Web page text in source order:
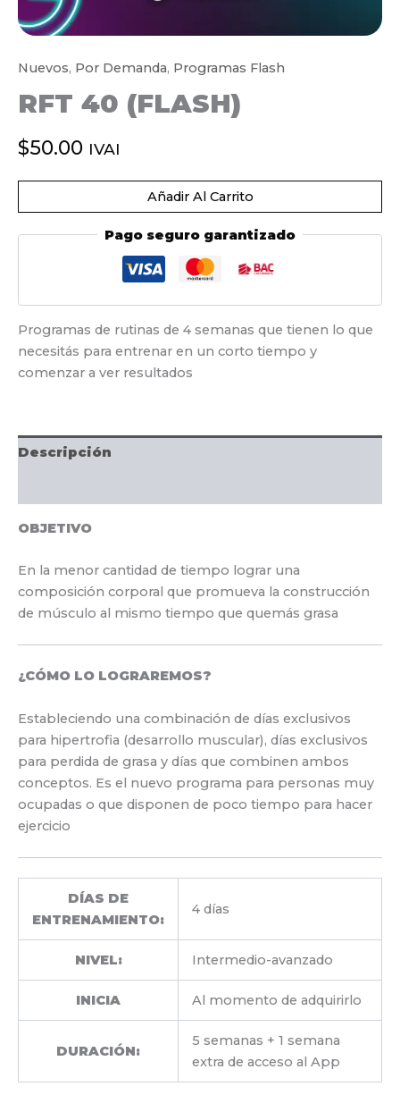
Nuevos, Por Demanda, Programas Flash
RFT 40 (FLASH)
$50.00 IVAI
(Flash)
Añadir Al Carrito
Pago seguro garantizado
Programas de rutinas de 4 semanas que tienen lo que
necesitás para entrenar en un corto tiempo y
comenzar a ver resultados
Descripción
OBJETIVO
En la menor cantidad de tiempo lograr una
composición corporal que promueva la construcción
de músculo al mismo tiempo que quemás grasa
¿CÓMO LO LOGRAREMOS?
Estableciendo una combinación de días exclusivos
para hipertrofia (desarrollo muscular), días exclusivos
para perdida de grasa y días que combinen ambos
conceptos. Es el nuevo programa para personas muy
ocupadas o que disponen de poco tiempo para hacer
ejercicio
DÍAS DE
ENTRENAMIENTO:
4 días
NIVEL: Intermedio-avanzado
INICIA Al momento de adquirirlo
DURACIÓN:
5 semanas + 1 semana
extra de acceso al App